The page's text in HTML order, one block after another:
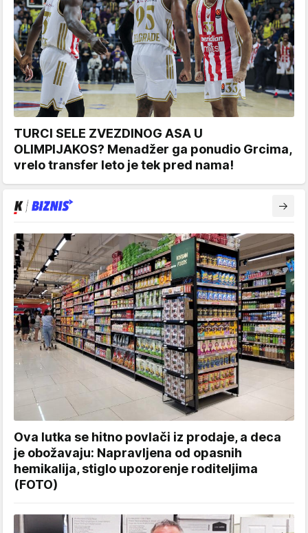
TURCI SELE ZVEZDINOG ASA U
OLIMPIJAKOS? Menadžer ga ponudio Grcima,
vrelo transfer leto je tek pred nama!
Ova lutka se hitno povlači iz prodaje, a deca
je obožavaju: Napravljena od opasnih
hemikalija, stiglo upozorenje roditeljima
(FOTO)